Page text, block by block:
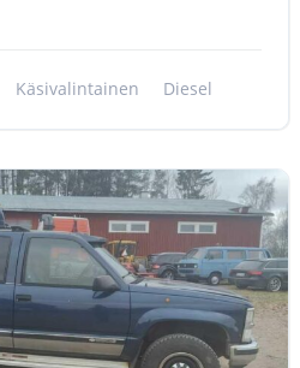
Käsivalintainen Diesel